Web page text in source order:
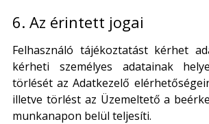
6. Az érintett jogai
Felhasználó tájékoztatást kérhet
kérheti személyes adatainak
törlését az Adatkezelő
illetve törlést az Üzemeltető a
munkanapon belül teljesíti.